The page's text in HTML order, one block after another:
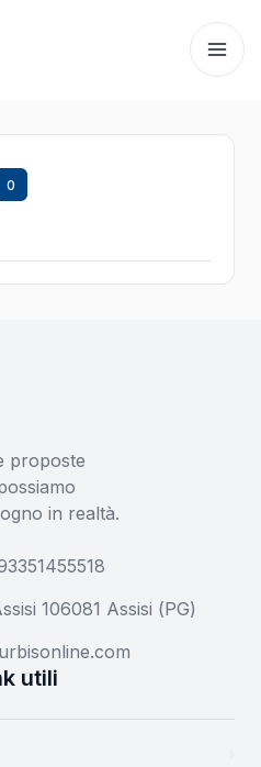
0
proposte
in realtà.
106081 Assisi (PG)
utili